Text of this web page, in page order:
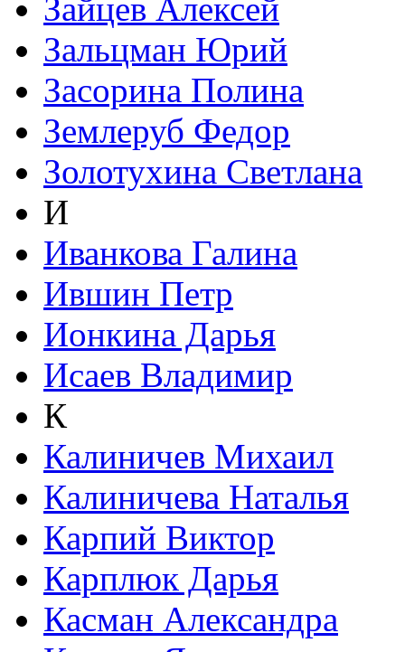
Зайцев Алексей
Зальцман Юрий
Засорина Полина
Землеруб Федор
Золотухина Светлана
И
Иванкова Галина
Ившин Петр
Ионкина Дарья
Исаев Владимир
К
Калиничев Михаил
Калиничева Наталья
Карпий Виктор
Карплюк Дарья
Касман Александра